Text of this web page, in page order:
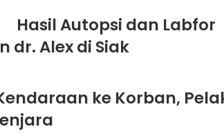
Hasil Autopsi dan Labfor
dr. Alex di Siak
ke Korban,